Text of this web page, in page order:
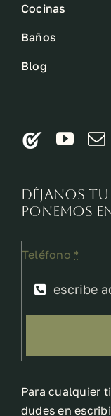
Cocinas
Baños
Blog
Déjanos
ponemos
Teléfono *
Para cualquier
dudes en